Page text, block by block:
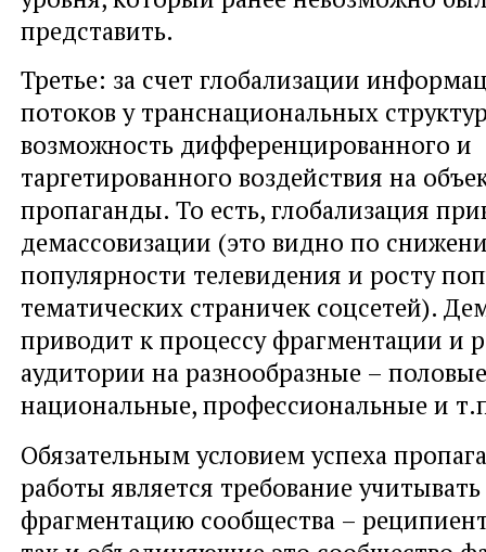
представить.
Третье: за счет глобализации
потоков у транснациональных
возможность дифференцированного и
таргетированного воздействия на
пропаганды. То есть, глобализация
демассовизации (это видно по
популярности телевидения и росту
тематических страничек соцсетей).
приводит к процессу фрагментации и
аудитории на разнообразные –
национальные, профессиональные и
Обязательным условием успеха
работы является требование учитывать
фрагментацию сообщества –